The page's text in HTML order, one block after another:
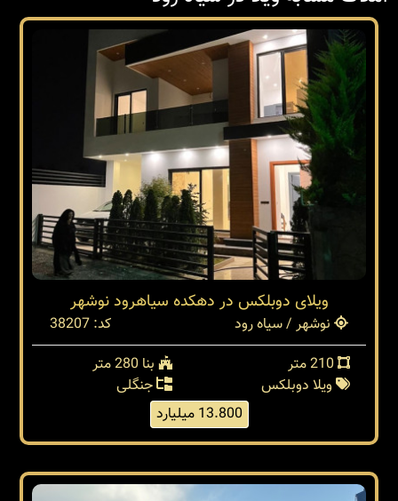
ویلای دوبلکس در دهکده سیاهرود نوشهر
نوشهر / سیاه رود
کد: 38207
بنا 280 متر
ویلا دوبلکس
جنگلی
13.800 میلیارد